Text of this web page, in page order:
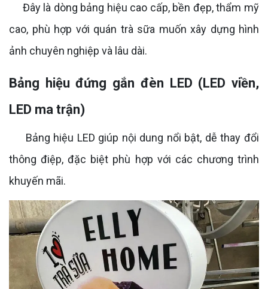
Đây là dòng bảng hiệu cao cấp, bền đẹp, thẩm mỹ
cao, phù hợp với quán trà sữa muốn xây dựng hình
ảnh chuyên nghiệp và lâu dài.
Bảng hiệu đứng gắn đèn LED (LED viền,
LED ma trận)
Bảng hiệu LED giúp nội dung nổi bật, dễ thay đổi
thông điệp, đặc biệt phù hợp với các chương trình
khuyến mãi.